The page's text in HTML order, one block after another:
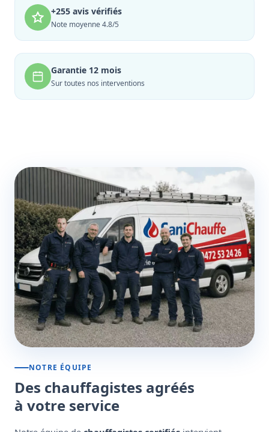
+255 avis vérifiés
Note moyenne 4.8/5
Garantie 12 mois
Sur toutes nos interventions
NOTRE ÉQUIPE
Des chauffagistes agréés
à votre service